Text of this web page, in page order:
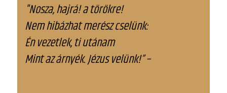
"Nosza, hajrá! a törökre!
Nem hibázhat merész cselünk:
Én vezetlek, ti utánam
Mint az árnyék. Jézus velünk!” –